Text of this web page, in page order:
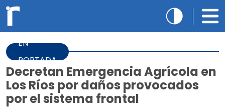
EN
PORTADA
Decretan Emergencia Agrícola en
Los Ríos por daños provocados
por el sistema frontal